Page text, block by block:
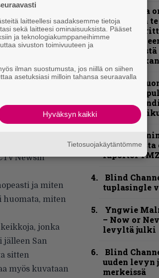
Newsin
ja miten
huomata, miten
jonka
jälleen San
sitten
myös kuvataan
”Metallica
koskaan ja
nulikan
– Pepper
hevijätin
”He ovat
uutta” –
nimeää
tehneet
Sid
Slipknotista
raportoi TMZ
Blind
tuplasingle
Yngwie
– Now or
levyltä julki
Blind
uuden
merkeissä
laitteellesi saadaksemme tietoja
sekä laitteesi ominaisuuksista. Pääset
ja teknologiakumppaneihimme
sivuston toimivuuteen ja
ilman suostumusta, jos niillä on siihen
asetuksiasi milloin tahansa seuraavalla
Hyväksyn kaikki
Tietosuojakäytäntömme